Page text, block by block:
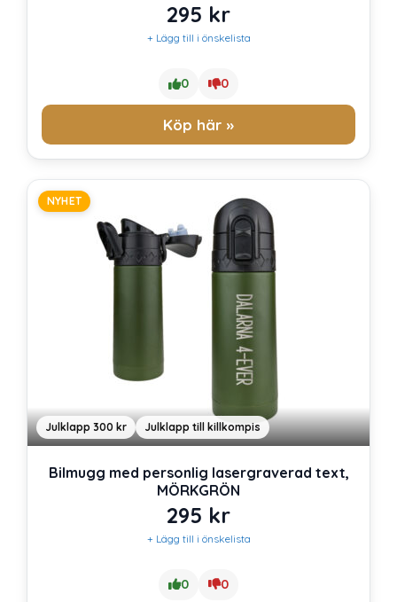
295 kr
+ Lägg till i önskelista
0 0
Köp här »
NYHET
Julklapp 300 kr Julklapp till killkompis
Bilmugg med personlig lasergraverad text,
MÖRKGRÖN
295 kr
+ Lägg till i önskelista
0 0